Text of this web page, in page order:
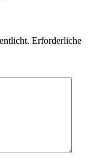
Erforderliche